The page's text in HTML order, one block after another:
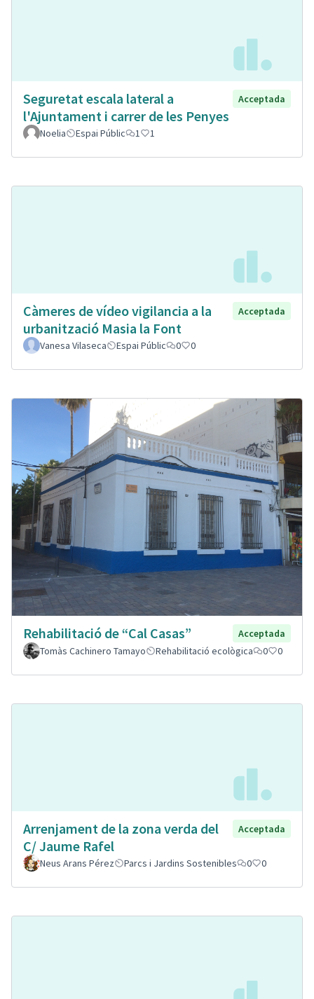
Seguretat escala lateral a
l'Ajuntament i carrer de les Penyes
Acceptada
Noelia Espai Públic 1 1
Càmeres de vídeo vigilancia a la
urbanització Masia la Font
Acceptada
Vanesa Vilaseca Espai Públic 0 0
Rehabilitació de “Cal Casas”
Acceptada
Tomàs Cachinero Tamayo
Rehabilitació ecològica 0 0
Arrenjament de la zona verda del
C/ Jaume Rafel
Acceptada
Neus Arans Pérez Parcs i Jardins Sostenibles 0 0